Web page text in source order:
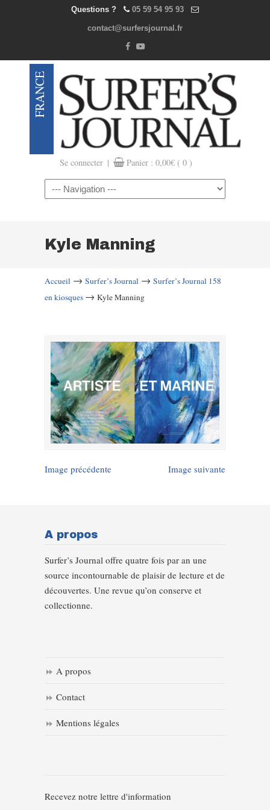
Questions ? 05 59 54 95 93
contact@surfersjournal.fr
Se connecter | Panier : 0,00€ ( 0 )
Navigation
Kyle Manning
Accueil → Surfer’s Journal → Surfer’s Journal 158
en kiosques → Kyle Manning
Image précédente Image suivante
A propos
Surfer’s Journal offre quatre fois par an une
source incontournable de plaisir de lecture et de
découvertes. Une revue qu’on conserve et
collectionne.
A propos
Contact
Mentions légales
Recevez notre lettre d'information